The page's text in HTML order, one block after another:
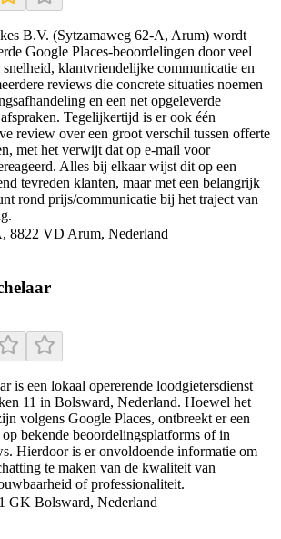
B.V. (Sytzamaweg 62-A, Arum) wordt
Google Places-beoordelingen door veel
klantvriendelijke communicatie en
reviews die concrete situaties noemen
en een net opgeleverde
Tegelijkertijd is er ook één
review over een groot verschil tussen offerte
met het verwijt dat op e-mail voor
Alles bij elkaar wijst dit op een
tevreden klanten, maar met een belangrijk
rond prijs/communicatie bij het traject van
8822 VD Arum, Nederland
is een lokaal opererende loodgietersdienst
11 in Bolsward, Nederland. Hoewel het
volgens Google Places, ontbreekt er een
bekende beoordelingsplatforms of in
Hierdoor is er onvoldoende informatie om
te maken van de kwaliteit van
of professionaliteit.
GK Bolsward, Nederland